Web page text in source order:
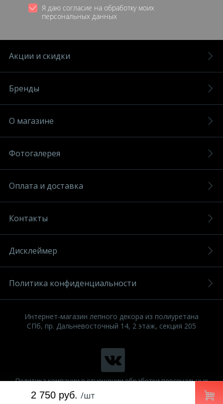
2 750 руб. /шт
Я даю согласие на обработку моих
персональных данных
Акции и скидки
Бренды
О магазине
Фотогалерея
Оплата и доставка
Контакты
Дисклеймер
Политика конфиденциальности
Интернет-магазин лепного декора из полиуретана
СПб, пр. Дальневосточный 14, 2 этаж, секция 205
Политика компании в отношении обработки персональных